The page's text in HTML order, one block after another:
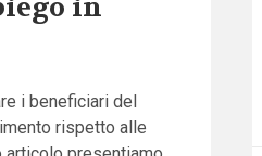
in
i beneficiari del
rispetto alle